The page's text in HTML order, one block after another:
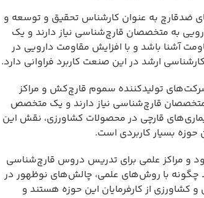
ضدقارچ به عنوان کارشناس تحقیق و توسعه و
به متخصصان قارچ‌شناسی نیاز دارند و یک
آشنا باشد و با افزایش مقاومت دارویی در
ارشد در این صنعت کاربرد فراوانی دارد.
تولیدکننده سموم قارچ‌کش و مراکز
قارچ‌شناسی نیاز دارند و یک متخصص
قارچی در محصولات کشاورزی، نقش این
بسیار کاربردی است.
و مراکز علمی برای تدریس دروس قارچ‌شناسی
چگونه با روش‌های علمی، چالش‌های نوظهور در
کشاورزی از کارفرمایان این حوزه هستند و